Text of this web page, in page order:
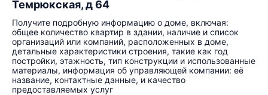
Темрюкская, д 64
Получите подробную информацию о доме, включая:
общее количество квартир в здании, наличие и список
организаций или компаний, расположенных в доме,
детальные характеристики строения, такие как год
постройки, этажность, тип конструкции и использованные
материалы, информация об управляющей компании: её
название, контактные данные, и качество
предоставляемых услуг